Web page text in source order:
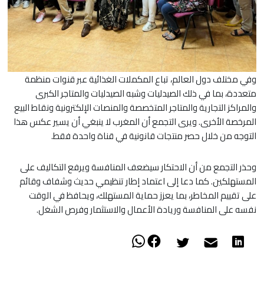
وفي مختلف دول العالم، تباع المكملات الغذائية عبر قنوات منظمة
متعددة، بما في ذلك الصيدليات وشبه الصيدليات والمتاجر الكبرى
والمراكز التجارية والمتاجر المتخصصة والمنصات الإلكترونية ونقاط البيع
المرخصة الأخرى. ويرى التجمع أن المغرب لا ينبغي أن يسير عكس هذا
التوجه من خلال حصر منتجات قانونية في قناة واحدة فقط.
وحذر التجمع من أن الاحتكار سيضعف المنافسة ويرفع التكاليف على
المستهلكين. كما دعا إلى اعتماد إطار تنظيمي حديث وشفاف وقائم
على تقييم المخاطر، بما يعزز حماية المستهلك، ويحافظ في الوقت
نفسه على المنافسة وريادة الأعمال والاستثمار وفرص الشغل.